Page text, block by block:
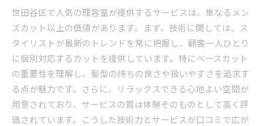
世田谷区で人気の理容室が提供するサービスは、単なるメン
ズカット以上の価値があります。まず、技術に関しては、ス
タイリストが最新のトレンドを常に把握し、顧客一人ひとり
に個別対応するカットを提供しています。特にベースカット
の重要性を理解し、髪型の持ちの良さや扱いやすさを追求す
る点が魅力です。さらに、リラックスできる心地よい空間が
用意されており、サービスの質は体験そのものとして高く評
価されています。こうした技術力とサービスが口コミで広が